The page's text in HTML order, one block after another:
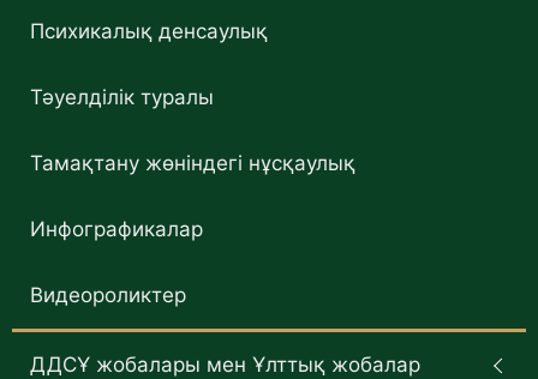
Психикалық денсаулық
Тәуелділік туралы
Тамақтану жөніндегі нұсқаулық
Инфографикалар
Видеороликтер
ДДСҰ жобалары мен Ұлттық жобалар